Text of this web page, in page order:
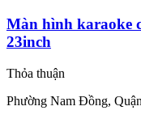
Màn hình karaoke
23inch
Thỏa thuận
Phường Nam Đồng,